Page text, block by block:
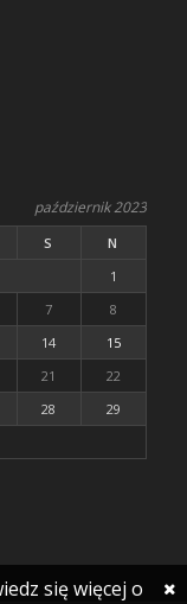
październik 2023
S
N
1
7
8
14
15
21
22
28
29
się więcej o